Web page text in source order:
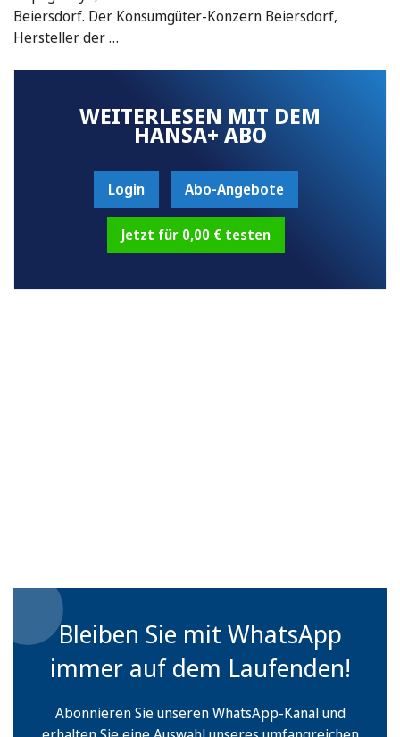
Beiersdorf. Der Konsumgüter-Konzern Beiersdorf,
Hersteller der …
WEITERLESEN MIT DEM
HANSA+ ABO
Login Abo-Angebote
Jetzt für 0,00 € testen
Bleiben Sie mit WhatsApp
immer auf dem Laufenden!
Abonnieren Sie unseren WhatsApp-Kanal und